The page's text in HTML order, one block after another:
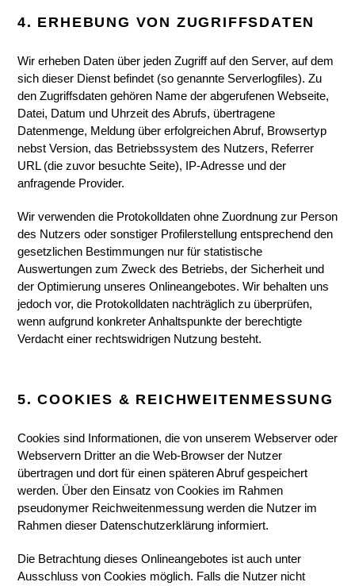
4. ERHEBUNG VON ZUGRIFFSDATEN
Wir erheben Daten über jeden Zugriff auf den Server, auf dem
sich dieser Dienst befindet (so genannte Serverlogfiles). Zu
den Zugriffsdaten gehören Name der abgerufenen Webseite,
Datei, Datum und Uhrzeit des Abrufs, übertragene
Datenmenge, Meldung über erfolgreichen Abruf, Browsertyp
nebst Version, das Betriebssystem des Nutzers, Referrer
URL (die zuvor besuchte Seite), IP-Adresse und der
anfragende Provider.
Wir verwenden die Protokolldaten ohne Zuordnung zur Person
des Nutzers oder sonstiger Profilerstellung entsprechend den
gesetzlichen Bestimmungen nur für statistische
Auswertungen zum Zweck des Betriebs, der Sicherheit und
der Optimierung unseres Onlineangebotes. Wir behalten uns
jedoch vor, die Protokolldaten nachträglich zu überprüfen,
wenn aufgrund konkreter Anhaltspunkte der berechtigte
Verdacht einer rechtswidrigen Nutzung besteht.
5. COOKIES & REICHWEITENMESSUNG
Cookies sind Informationen, die von unserem Webserver oder
Webservern Dritter an die Web-Browser der Nutzer
übertragen und dort für einen späteren Abruf gespeichert
werden. Über den Einsatz von Cookies im Rahmen
pseudonymer Reichweitenmessung werden die Nutzer im
Rahmen dieser Datenschutzerklärung informiert.
Die Betrachtung dieses Onlineangebotes ist auch unter
Ausschluss von Cookies möglich. Falls die Nutzer nicht